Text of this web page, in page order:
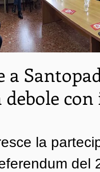
a
la
del